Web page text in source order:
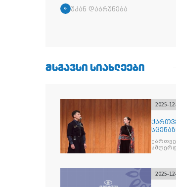
უკან დაბრუნება
ᲛᲡᲒᲐᲕᲡᲘ ᲡᲘᲐᲮᲚᲔᲔᲑᲘ
2025-
2025-